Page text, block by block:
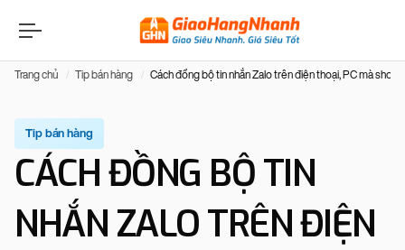
Trang chủ Tip bán hàng Cách đồng bộ tin nhắn Zalo trên điện thoại, PC mà shop
Tip bán hàng
CÁCH ĐỒNG BỘ TIN
NHẮN ZALO TRÊN ĐIỆN